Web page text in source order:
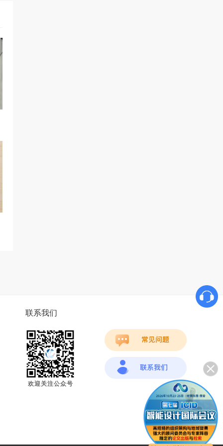
联系我们
欢迎关注公众号